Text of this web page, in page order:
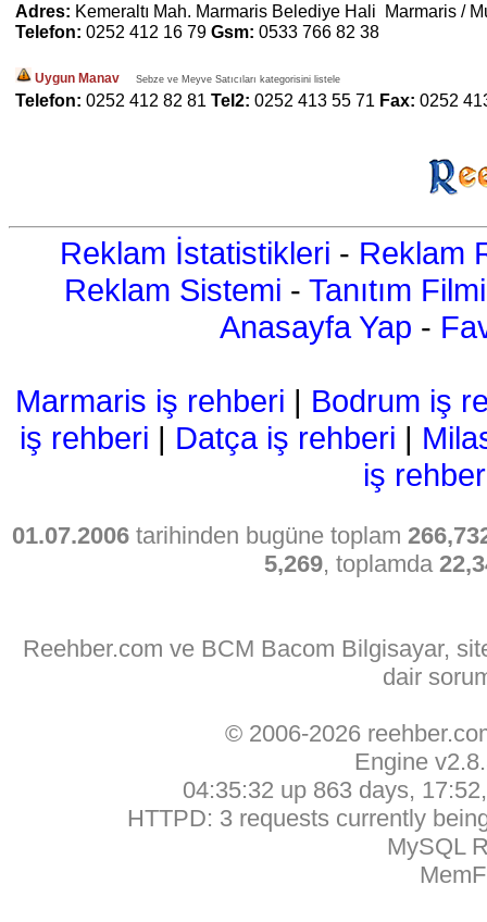
Adres: Kemeraltı Mah. Marmaris Belediye Hali Marmaris /
Telefon: 0252 412 16 79 Gsm: 0533 766 82 38
Uygun Manav Sebze ve Meyve Satıcıları kategorisini listele
Telefon: 0252 412 82 81 Tel2: 0252 413 55 71 Fax: 0252
Reklam İstatistikleri - Reklam
Reklam Sistemi - Tanıtım Filmi
Anasayfa Yap -
Marmaris iş rehberi | Bodrum iş
iş rehberi | Datça iş rehberi |
iş
01.07.2006 tarihinden bugüne toplam
5,269, toplamda
Reehber.com ve BCM Bacom Bilgisayar,
dair
© 2006-2026
Engine
04:35:32 up 863 days,
HTTPD: 3 requests currently
MySQL